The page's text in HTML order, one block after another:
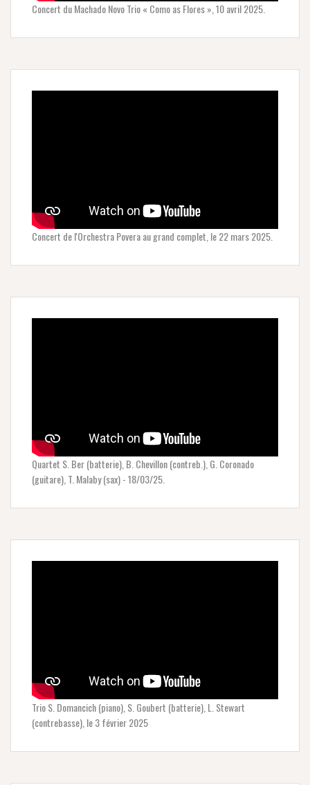
Concert du Machado Novo Trio « Como as Flores », 10 avril 2025.
Concert de l'Orchestra Povera au grand complet, le 22 mars 2025.
Quartet S. Ber (batterie), B. Chevillon (contreb.), G. Coronado
(guitare), T. Malaby (sax) - 18/03/25.
Trio S. Domancich (piano), S. Goubert (batterie), L. Stewart
(contrebasse), le 3 février 2025